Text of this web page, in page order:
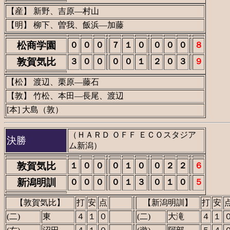
【産】 新野、吉原―村山
【明】 柳下、曽我、飯浜―加藤
松商学園 ０ ０ ０ ７ １ ０ ０ ０ ０ ８
敦賀気比 ３ ０ ０ ０ ０ １ ２ ０ ３ ９
【松】 渡辺、栗原―藤石
【敦】 竹松、本田―長尾、渡辺
[本] 大島（敦）
決勝
（ＨＡＲＤ ＯＦＦ ＥＣＯスタジア
ム新潟）
敦賀気比 １ ０ ０ ０ １ ０ ０ ２ ２ ６
新潟明訓 ０ ０ ０ ０ １ ３ ０ １ ０ ５
【敦賀気比】 打 安 点 【新潟明訓】 打 安
(二)
東 ４ １ ０ (二) 大滝 ４ １